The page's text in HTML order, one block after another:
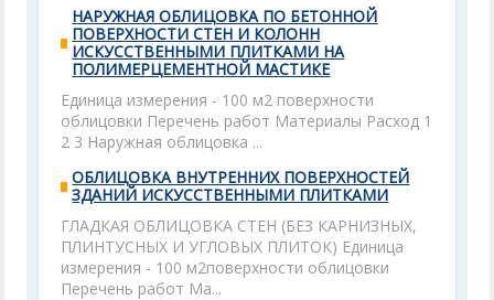
НАРУЖНАЯ ОБЛИЦОВКА ПО БЕТОННОЙ
ПОВЕРХНОСТИ СТЕН И КОЛОНН
ИСКУССТВЕННЫМИ ПЛИТКАМИ НА
ПОЛИМЕРЦЕМЕНТНОЙ МАСТИКЕ
Единица измерения - 100 м2 поверхности
облицовки Перечень работ Материалы Расход 1
2 3 Наружная облицовка ...
ОБЛИЦОВКА ВНУТРЕННИХ ПОВЕРХНОСТЕЙ
ЗДАНИЙ ИСКУССТВЕННЫМИ ПЛИТКАМИ
ГЛАДКАЯ ОБЛИЦОВКА СТЕН (БЕЗ КАРНИЗНЫХ,
ПЛИНТУСНЫХ И УГЛОВЫХ ПЛИТОК) Единица
измерения - 100 м2поверхности облицовки
Перечень работ Ма...